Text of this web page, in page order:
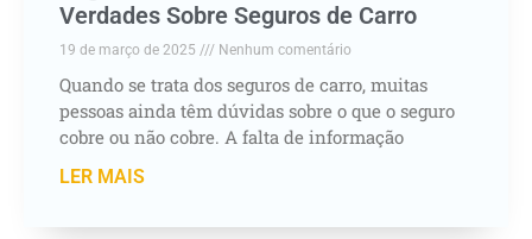
Verdades Sobre Seguros de Carro
19 de março de 2025 Nenhum comentário
Quando se trata dos seguros de carro, muitas
pessoas ainda têm dúvidas sobre o que o seguro
cobre ou não cobre. A falta de informação
LER MAIS